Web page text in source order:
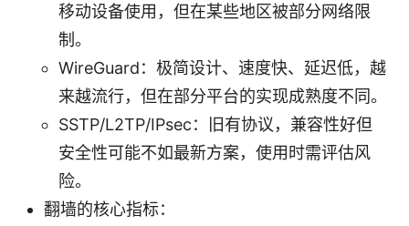
移动设备使用，但在某些地区被部分网络限
制。
WireGuard：极简设计、速度快、延迟低，越
来越流行，但在部分平台的实现成熟度不同。
SSTP/L2TP/IPsec：旧有协议，兼容性好但
安全性可能不如最新方案，使用时需评估风
险。
翻墙的核心指标：